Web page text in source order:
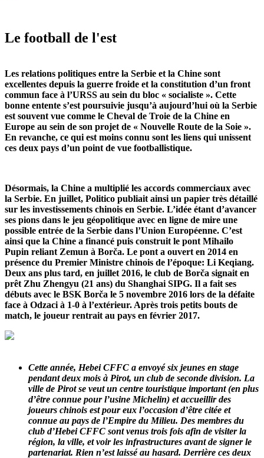
Le football de l'est
Les relations politiques entre la Serbie et la Chine sont
excellentes depuis la guerre froide et la constitution d’un front
commun face à l’URSS au sein du bloc « socialiste ». Cette
bonne entente s’est poursuivie jusqu’à aujourd’hui où la Serbie
est souvent vue comme le Cheval de Troie de la Chine en
Europe au sein de son projet de « Nouvelle Route de la Soie ».
En revanche, ce qui est moins connu sont les liens qui unissent
ces deux pays d’un point de vue footballistique.
Désormais, la Chine a multiplié les accords commerciaux avec
la Serbie. En juillet, Politico publiait ainsi un papier très détaillé
sur les investissements chinois en Serbie. L’idée étant d’avancer
ses pions dans le jeu géopolitique avec en ligne de mire une
possible entrée de la Serbie dans l’Union Européenne. C’est
ainsi que la Chine a financé puis construit le pont Mihailo
Pupin reliant Zemun à Borča. Le pont a ouvert en 2014 en
présence du Premier Ministre chinois de l’époque: Li Keqiang.
Deux ans plus tard, en juillet 2016, le club de Borča signait en
prêt Zhu Zhengyu (21 ans) du Shanghai SIPG. Il a fait ses
débuts avec le BSK Borča le 5 novembre 2016 lors de la défaite
face à Odzaci à 1-0 à l’extérieur. Après trois petits bouts de
match, le joueur rentrait au pays en février 2017.
Cette année, Hebei CFFC a envoyé six jeunes en stage
pendant deux mois à Pirot, un club de seconde division. La
ville de Pirot se veut un centre touristique important (en plus
d’être connue pour l’usine Michelin) et accueillir des
joueurs chinois est pour eux l’occasion d’être citée et
connue au pays de l’Empire du Milieu. Des membres du
club d’Hebei CFFC sont venus trois fois afin de visiter la
région, la ville, et voir les infrastructures avant de signer le
partenariat. Rien n’est laissé au hasard. Derrière ces deux